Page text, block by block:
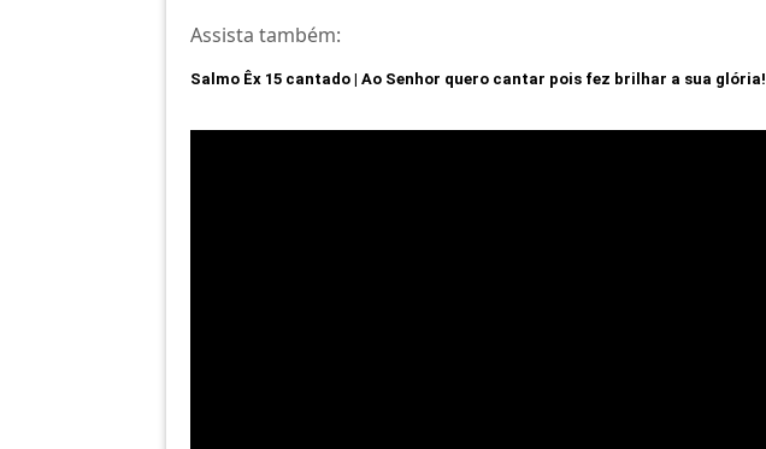
Assista também:
Salmo Êx 15 cantado | Ao Senhor quero cantar pois fez brilhar a sua glória!